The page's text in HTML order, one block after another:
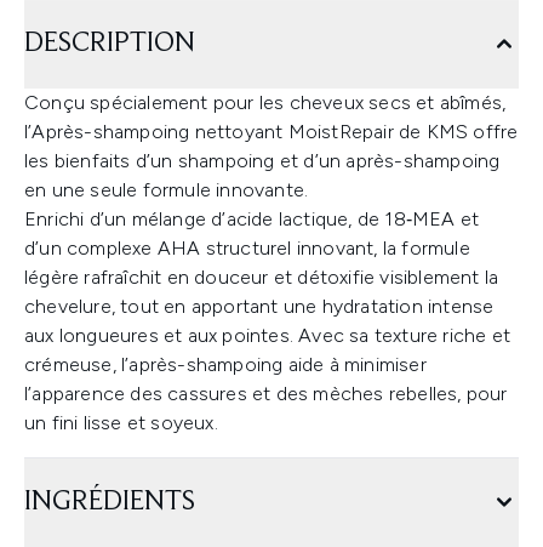
DESCRIPTION
Conçu spécialement pour les cheveux secs et abîmés,
l’Après-shampoing nettoyant MoistRepair de KMS offre
les bienfaits d’un shampoing et d’un après-shampoing
en une seule formule innovante.
Enrichi d’un mélange d’acide lactique, de 18‑MEA et
d’un complexe AHA structurel innovant, la formule
légère rafraîchit en douceur et détoxifie visiblement la
chevelure, tout en apportant une hydratation intense
aux longueures et aux pointes. Avec sa texture riche et
crémeuse, l’après-shampoing aide à minimiser
l’apparence des cassures et des mèches rebelles, pour
un fini lisse et soyeux.
INGRÉDIENTS